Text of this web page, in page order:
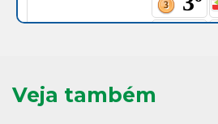
Veja também